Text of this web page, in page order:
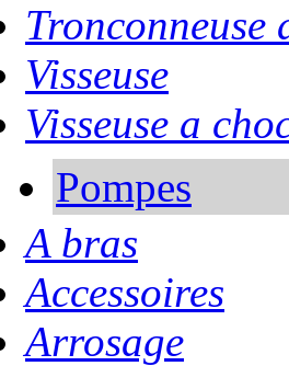
Tronconneuse
Visseuse
Visseuse a
Pompes
A bras
Accessoires
Arrosage